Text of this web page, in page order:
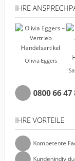
IHRE
Olivia Eggers
0800 66 47
IHRE VORTEILE
Kompetente